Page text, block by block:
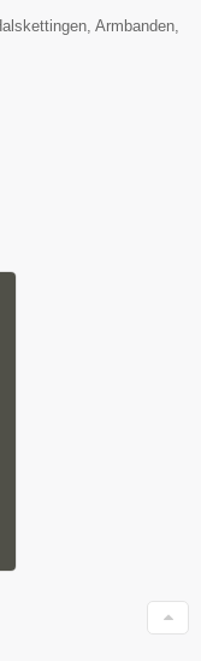
Armbanden,